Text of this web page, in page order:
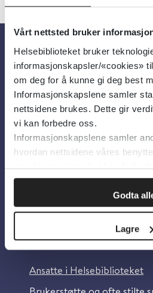
Vårt nettsted bruker
Helsebiblioteket bruker
informasjonskapsler/«cookies»
om deg for å kunne gi deg best
Informasjonskapslene samler
nettsidene brukes. Dette gir
vi kan forbedre oss.
Informasjonskapslene samler
hvordan nettsidene våres
innsikt som gjør at vi kan
Godta
Lagre
Om oss
Om Helsebiblioteket
Personvern og
Tilgjengelighetserklæring
Information in English
Ansatte i Helsebiblioteket